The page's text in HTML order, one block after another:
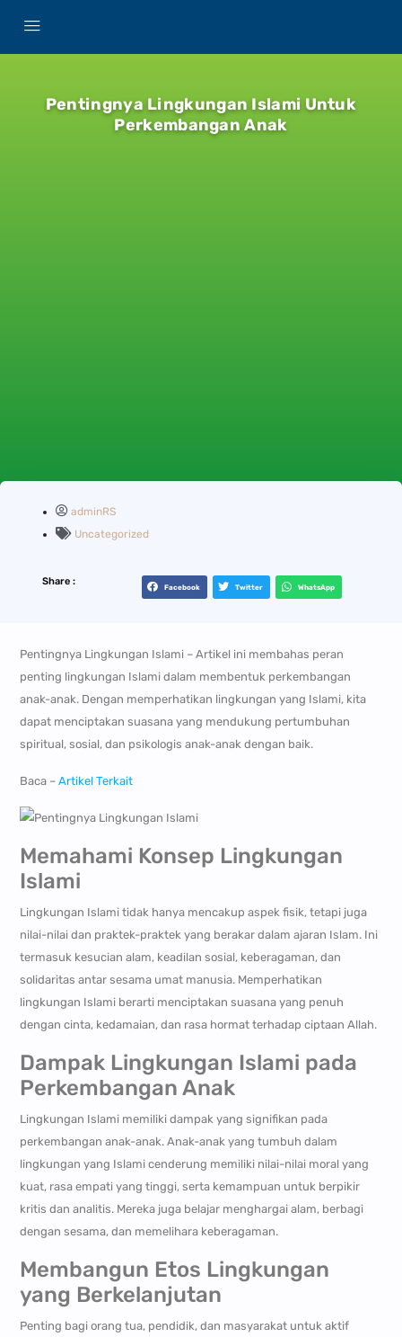
Pentingnya Lingkungan Islami Untuk
Perkembangan Anak
adminRS
Uncategorized
Share :
Facebook Twitter WhatsApp
Pentingnya Lingkungan Islami – Artikel ini membahas peran
penting lingkungan Islami dalam membentuk perkembangan
anak-anak. Dengan memperhatikan lingkungan yang Islami, kita
dapat menciptakan suasana yang mendukung pertumbuhan
spiritual, sosial, dan psikologis anak-anak dengan baik.
Baca – Artikel Terkait
Memahami Konsep Lingkungan
Islami
Lingkungan Islami tidak hanya mencakup aspek fisik, tetapi juga
nilai-nilai dan praktek-praktek yang berakar dalam ajaran Islam. Ini
termasuk kesucian alam, keadilan sosial, keberagaman, dan
solidaritas antar sesama umat manusia. Memperhatikan
lingkungan Islami berarti menciptakan suasana yang penuh
dengan cinta, kedamaian, dan rasa hormat terhadap ciptaan Allah.
Dampak Lingkungan Islami pada
Perkembangan Anak
Lingkungan Islami memiliki dampak yang signifikan pada
perkembangan anak-anak. Anak-anak yang tumbuh dalam
lingkungan yang Islami cenderung memiliki nilai-nilai moral yang
kuat, rasa empati yang tinggi, serta kemampuan untuk berpikir
kritis dan analitis. Mereka juga belajar menghargai alam, berbagi
dengan sesama, dan memelihara keberagaman.
Membangun Etos Lingkungan
yang Berkelanjutan
Penting bagi orang tua, pendidik, dan masyarakat untuk aktif